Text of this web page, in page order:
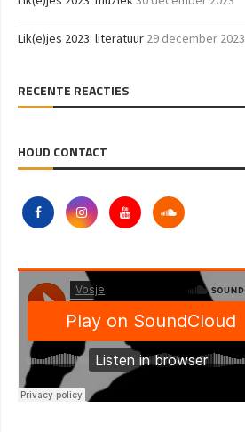
Lik(e)jes 2023: literatuur 29 december 2023
RECENTE REACTIES
HOUD CONTACT